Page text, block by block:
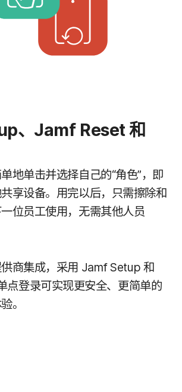
、 Jamf Reset和​
地​单击​并​选择​自己​的​“角色”，​即​
享​设备。​用​完​以后，​只​需​擦除​和​
位​员工​使用，​无​需​其他​人员​
商​集成，​采用 Jamf Setup 和
点​登录​可​实现​更​安全、​更​简单​的​
。